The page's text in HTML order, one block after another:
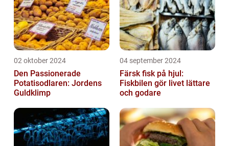
02 oktober 2024
Den Passionerade
Potatisodlaren: Jordens
Guldklimp
04 september 2024
Färsk fisk på hjul:
Fiskbilen gör livet lättare
och godare